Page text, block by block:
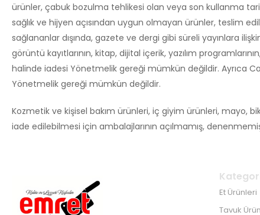
ürünler, çabuk bozulma tehlikesi olan veya son kullanma
sağlık ve hijyen açısından uygun olmayan ürünler, teslim
sağlananlar dışında, gazete ve dergi gibi süreli yayınlara
görüntü kayıtlarının, kitap, dijital içerik, yazılım
halinde iadesi Yönetmelik gereği mümkün değildir. Ayrıca
Yönetmelik gereği mümkün değildir.
Kozmetik ve kişisel bakım ürünleri, iç giyim ürünleri, mayo,
iade edilebilmesi için ambalajlarının açılmamış,
Et Ürünleri
Tavuk